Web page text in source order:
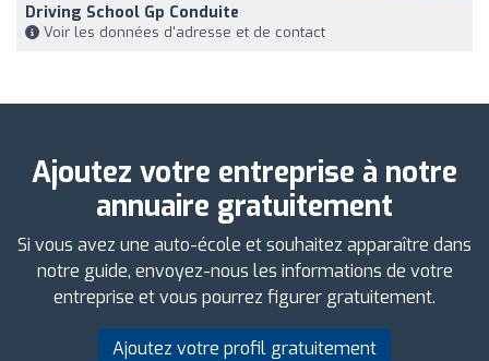
Driving School Gp Conduite
Voir les données d'adresse et de contact
Ajoutez votre entreprise à notre
annuaire gratuitement
Si vous avez une auto-école et souhaitez apparaître dans
notre guide, envoyez-nous les informations de votre
entreprise et vous pourrez figurer gratuitement.
Ajoutez votre profil gratuitement